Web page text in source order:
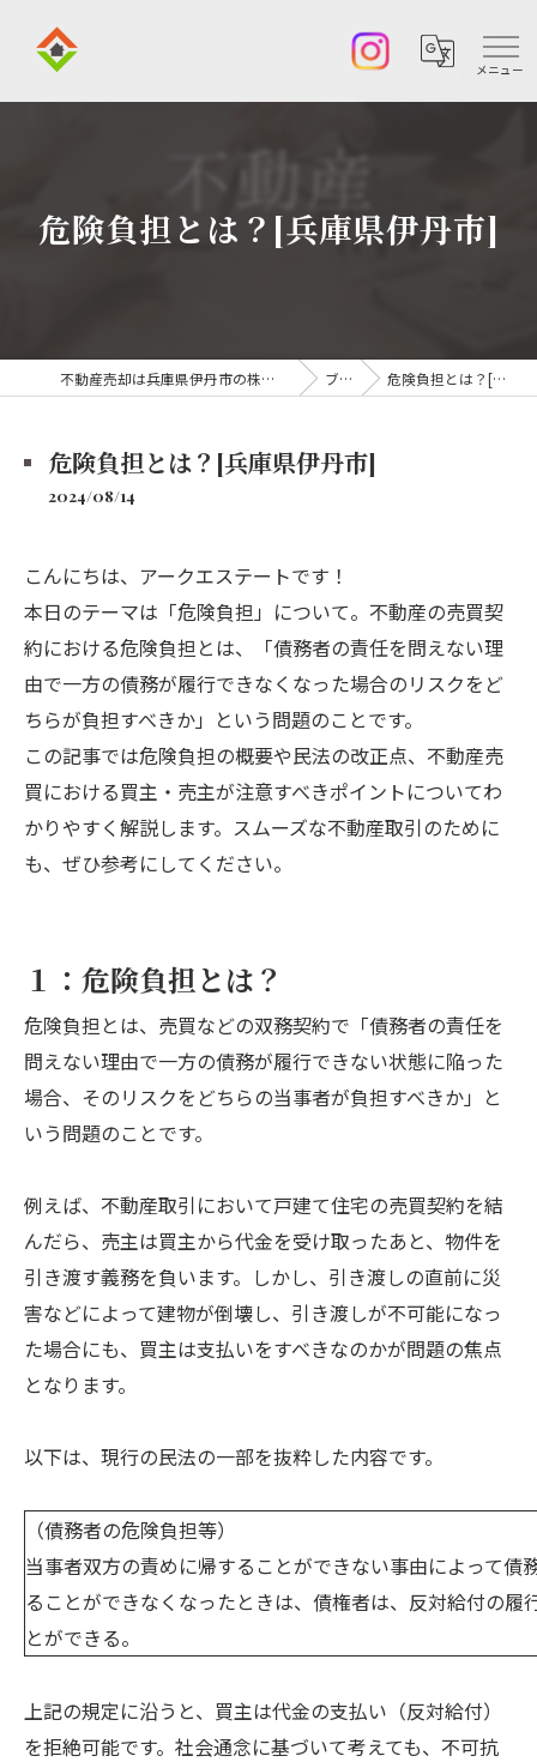
危険負担とは？[兵庫県伊丹市]
不動産売却は兵庫県伊丹市の株式会社アークエステート ブログ 危険負担とは？[兵庫県伊丹市]
危険負担とは？[兵庫県伊丹市]
2024/08/14
こんにちは、アークエステートです！
本日のテーマは「危険負担」について。不動産の売買契
約における危険負担とは、「債務者の責任を問えない理
由で一方の債務が履行できなくなった場合のリスクをど
ちらが負担すべきか」という問題のことです。
この記事では危険負担の概要や民法の改正点、不動産売
買における買主・売主が注意すべきポイントについてわ
かりやすく解説します。スムーズな不動産取引のために
も、ぜひ参考にしてください。
１：危険負担とは？
危険負担とは、売買などの双務契約で「債務者の責任を
問えない理由で一方の債務が履行できない状態に陥った
場合、そのリスクをどちらの当事者が負担すべきか」と
いう問題のことです。
例えば、不動産取引において戸建て住宅の売買契約を結
んだら、売主は買主から代金を受け取ったあと、物件を
引き渡す義務を負います。しかし、引き渡しの直前に災
害などによって建物が倒壊し、引き渡しが不可能になっ
た場合にも、買主は支払いをすべきなのかが問題の焦点
となります。
以下は、現行の民法の一部を抜粋した内容です。
（債務者の危険負担等）
当事者双方の責めに帰することができない事由によって債
ることができなくなったときは、債権者は、反対給付の履
とができる。
上記の規定に沿うと、買主は代金の支払い（反対給付）
を拒絶可能です。社会通念に基づいて考えても、不可抗